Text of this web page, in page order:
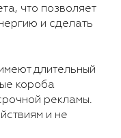
что позволяет
и сделать
длительный
короба
рекламы.
и не